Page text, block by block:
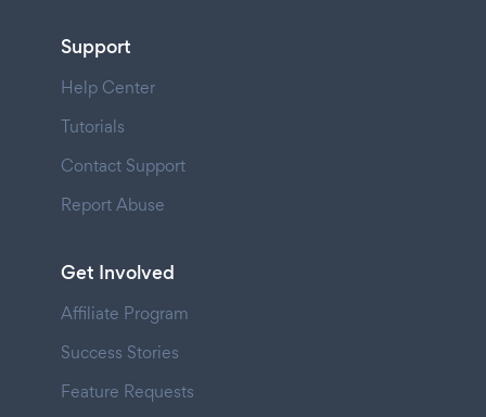
Support
Help Center
Tutorials
Contact Support
Report Abuse
Get Involved
Affiliate Program
Success Stories
Feature Requests